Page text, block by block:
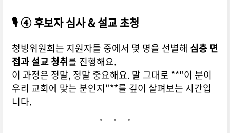
🎙️ ④ 후보자 심사 & 설교 초청
청빙위원회는 지원자들 중에서 몇 명을 선별해 심층 면
접과 설교 청취를 진행해요.
이 과정은 정말, 정말 중요해요. 말 그대로 **"이 분이
우리 교회에 맞는 분인지"**를 깊이 살펴보는 시간입
니다.